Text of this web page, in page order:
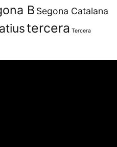
B Segona Catalana
tercera Tercera